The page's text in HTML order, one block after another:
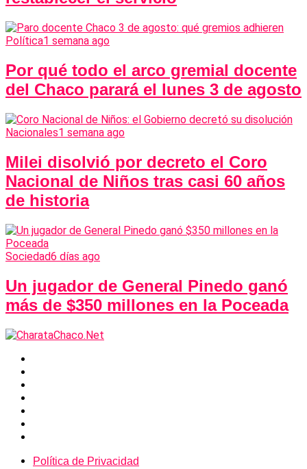
Política1 semana ago
Por qué todo el arco gremial docente
del Chaco parará el lunes 3 de agosto
Nacionales1 semana ago
Milei disolvió por decreto el Coro
Nacional de Niños tras casi 60 años
de historia
Sociedad6 días ago
Un jugador de General Pinedo ganó
más de $350 millones en la Poceada
Política de Privacidad